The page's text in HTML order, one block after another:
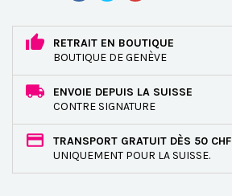
RETRAIT EN BOUTIQUE
BOUTIQUE DE GENÈVE
ENVOIE DEPUIS LA SUISSE
CONTRE SIGNATURE
TRANSPORT GRATUIT DÈS 50 CHF
UNIQUEMENT POUR LA SUISSE.